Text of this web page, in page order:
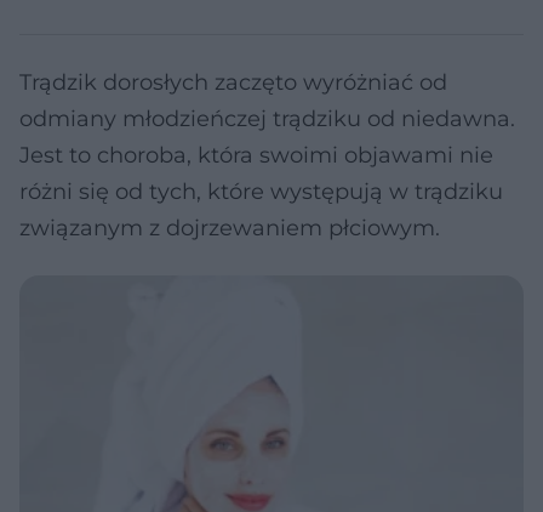
Trądzik dorosłych zaczęto wyróżniać od
odmiany młodzieńczej trądziku od niedawna.
Jest to choroba, która swoimi objawami nie
różni się od tych, które występują w trądziku
związanym z dojrzewaniem płciowym.